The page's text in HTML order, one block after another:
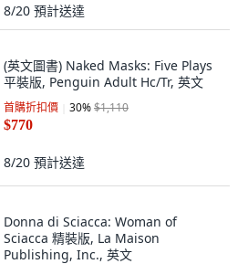
8/20 預計送達
(英文圖書) Naked Masks: Five Plays
平裝版, Penguin Adult Hc/Tr, 英文
首購折扣價 30%$1,110
$770
8/20 預計送達
Donna di Sciacca: Woman of
Sciacca 精裝版, La Maison
Publishing, Inc., 英文